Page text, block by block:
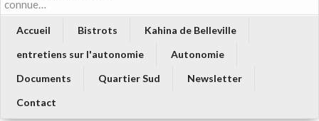
connue…
Accueil Bistrots
Kahina de Belleville
entretiens sur l'autonomie
Autonomie
Documents
Quartier Sud
Newsletter
Contact